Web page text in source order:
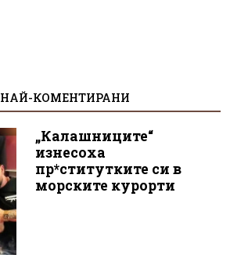
НАЙ-КОМЕНТИРАНИ
„Калашниците“
изнесоха
пр*ститутките си в
морските курорти